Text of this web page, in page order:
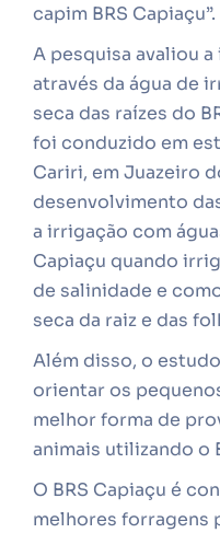
capim BRS Capiaçu”.
A pesquisa avaliou
através da água de
seca das raízes do
foi conduzido em
Cariri, em Juazeiro
desenvolvimento
a irrigação com
Capiaçu quando
de salinidade e
seca da raiz e das
Além disso, o
orientar os
melhor forma de
animais utilizando o
O BRS Capiaçu é
melhores forragens